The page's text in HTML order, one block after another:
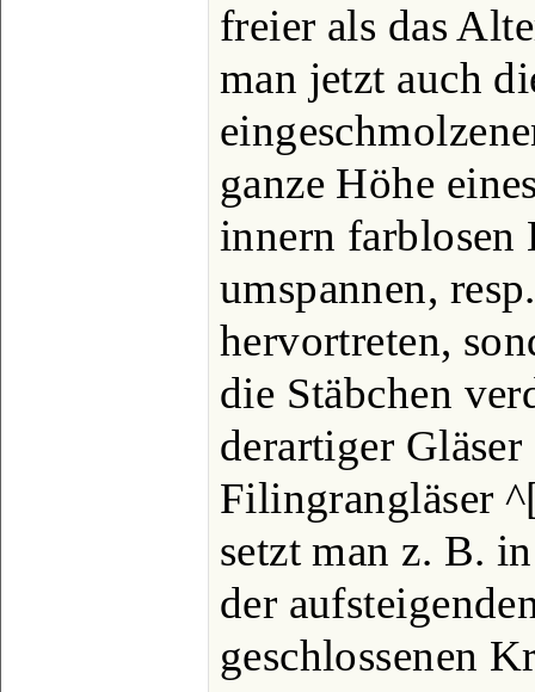
freier als das
man jetzt auch
ganze Höhe
innern farblosen
umspannen,
hervortreten,
die Stäbchen
derartiger
Filingrangläser
setzt man z. B.
der
geschlossenen